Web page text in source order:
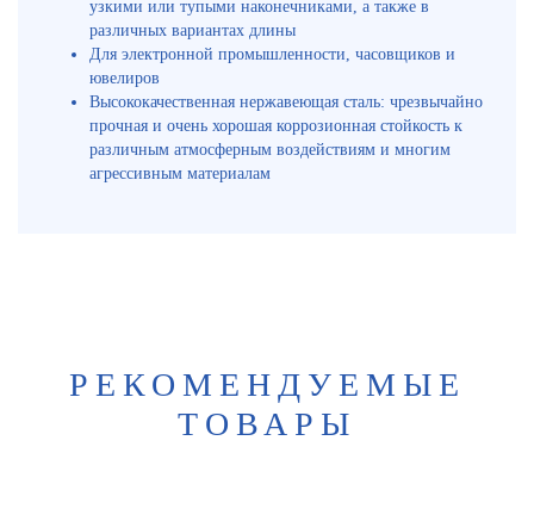
узкими или тупыми наконечниками, а также в
различных вариантах длины
Для электронной промышленности, часовщиков и
ювелиров
Высококачественная нержавеющая сталь: чрезвычайно
прочная и очень хорошая коррозионная стойкость к
различным атмосферным воздействиям и многим
агрессивным материалам
РЕКОМЕНДУЕМЫЕ
ТОВАРЫ